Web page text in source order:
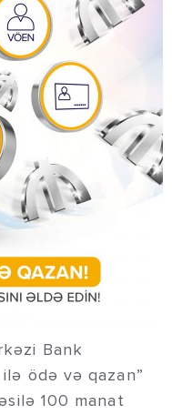
Bank
ödə və qazan”
100 manat